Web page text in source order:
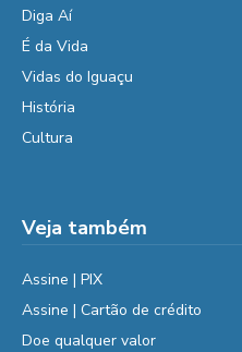
Diga Aí
É da Vida
Vidas do Iguaçu
História
Cultura
Veja também
Assine | PIX
Assine | Cartão de crédito
Doe qualquer valor